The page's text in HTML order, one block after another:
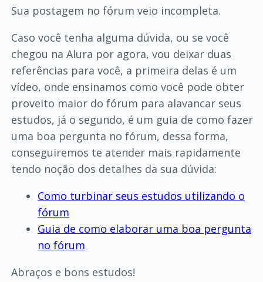
Sua postagem no fórum veio incompleta.
Caso você tenha alguma dúvida, ou se você
chegou na Alura por agora, vou deixar duas
referências para você, a primeira delas é um
vídeo, onde ensinamos como você pode obter
proveito maior do fórum para alavancar seus
estudos, já o segundo, é um guia de como fazer
uma boa pergunta no fórum, dessa forma,
conseguiremos te atender mais rapidamente
tendo noção dos detalhes da sua dúvida:
Como turbinar seus estudos utilizando o
fórum
Guia de como elaborar uma boa pergunta
no fórum
Abraços e bons estudos!